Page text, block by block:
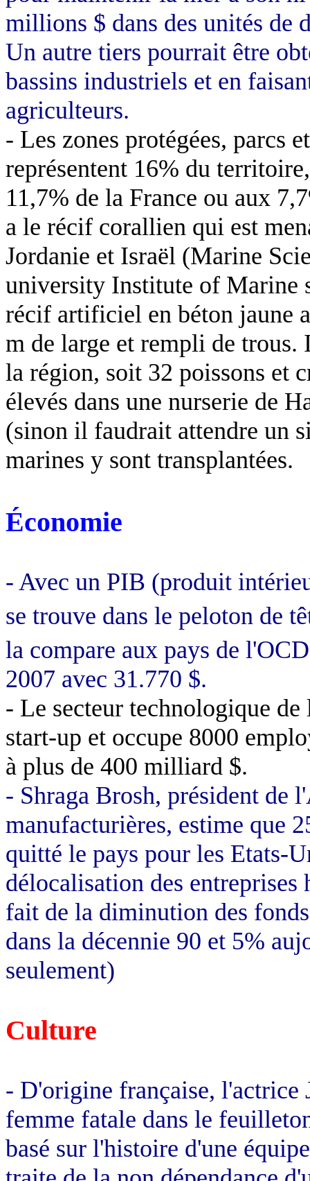
millions $ dans des unités de
Un autre tiers pourrait être
bassins industriels et en
agriculteurs.
- Les zones protégées, parcs
représentent 16% du
11,7% de la France ou aux
a le récif corallien qui est
Jordanie et Israël (Marine
university Institute of Marine
récif artificiel en béton jaune
m de large et rempli de trous.
la région, soit 32 poissons et
élevés dans une nurserie de
(sinon il faudrait attendre un
marines y sont transplantées.
Économie
- Avec un PIB (produit
se trouve dans le peloton de
la compare aux pays de
2007 avec 31.770 $.
- Le secteur technologique
start-up et occupe 8000
à plus de 400 milliard $.
- Shraga Brosh, président de
manufacturières, estime que
quitté le pays pour les Etats-
délocalisation des entreprises
fait de la diminution des
dans la décennie 90 et 5%
seulement)
Culture
- D'origine française, l'actrice
femme fatale dans le
basé sur l'histoire d'une